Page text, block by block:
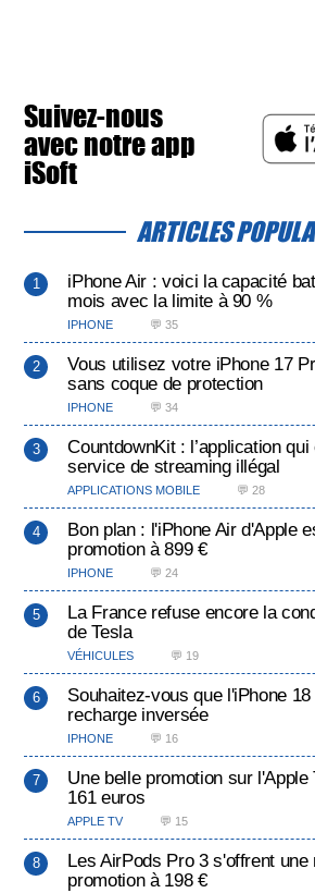
Suivez-nous
avec notre app
iSoft
ARTICLES
iPhone Air : voici la capacité
mois avec la limite à 90 %
IPHONE 💬 35
Vous utilisez votre iPhone 17
sans coque de protection
IPHONE 💬 34
CountdownKit : l’application
service de streaming illégal
APPLICATIONS MOBILE 💬 28
Bon plan : l'iPhone Air d'Apple
promotion à 899 €
IPHONE 💬 24
La France refuse encore la
de Tesla
VÉHICULES 💬 19
Souhaitez-vous que l'iPhone
recharge inversée
IPHONE 💬 16
Une belle promotion sur l'Apple
161 euros
APPLE TV 💬 15
Les AirPods Pro 3 s'offrent une
promotion à 198 €